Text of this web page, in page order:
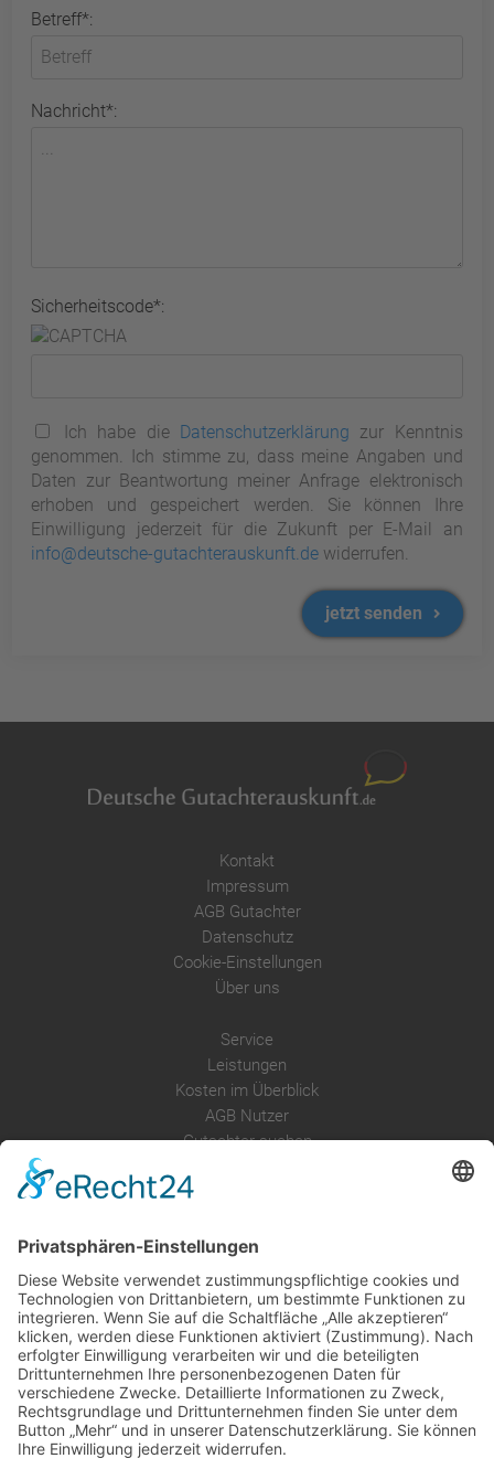
Betreff*:
Nachricht*:
Sicherheitscode*:
Ich habe die Datenschutzerklärung zur Kenntnis
genommen. Ich stimme zu, dass meine Angaben und
Daten zur Beantwortung meiner Anfrage elektronisch
erhoben und gespeichert werden. Sie können Ihre
Einwilligung jederzeit für die Zukunft per E-Mail an
info@deutsche-gutachterauskunft.de widerrufen.
jetzt senden
Kontakt
Impressum
AGB Gutachter
Datenschutz
Cookie-Einstellungen
Über uns
Service
Leistungen
Kosten im Überblick
AGB Nutzer
Gutachter suchen
Anfrage
Presse
Partner: Der DGuSV
als Gutachter eintragen
Infos für Suchende